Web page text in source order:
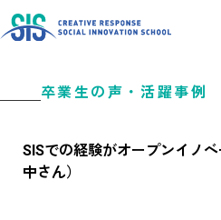
卒業生の声・活躍事例
SISでの経験がオープンイノ
中さん）